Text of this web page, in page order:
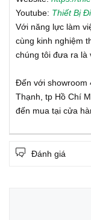
Youtube: Thiết Bị
Với năng lực làm
cùng kinh nghiệm
chúng tôi đưa ra là
Đến với showroom
Thạnh, tp Hồ Chí
đến mua tại cửa
Đánh giá